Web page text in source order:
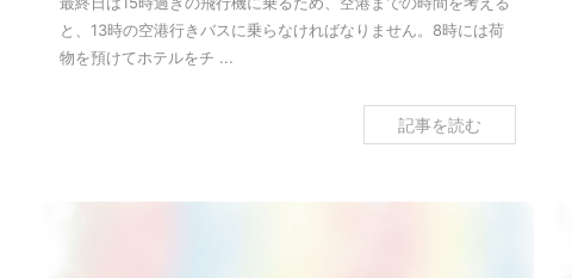
と、13時の空港行きバスに乗らなければなりません。8時には荷
物を預けてホテルをチ ...
記事を読む